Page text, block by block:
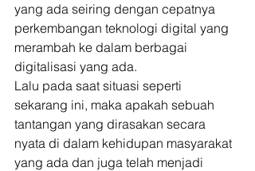
yang ada seiring dengan cepatnya
perkembangan teknologi digital yang
merambah ke dalam berbagai
digitalisasi yang ada.
Lalu pada saat situasi seperti
sekarang ini, maka apakah sebuah
tantangan yang dirasakan secara
nyata di dalam kehidupan masyarakat
yang ada dan juga telah menjadi